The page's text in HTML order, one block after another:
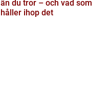
än du tror – och vad som
håller ihop det